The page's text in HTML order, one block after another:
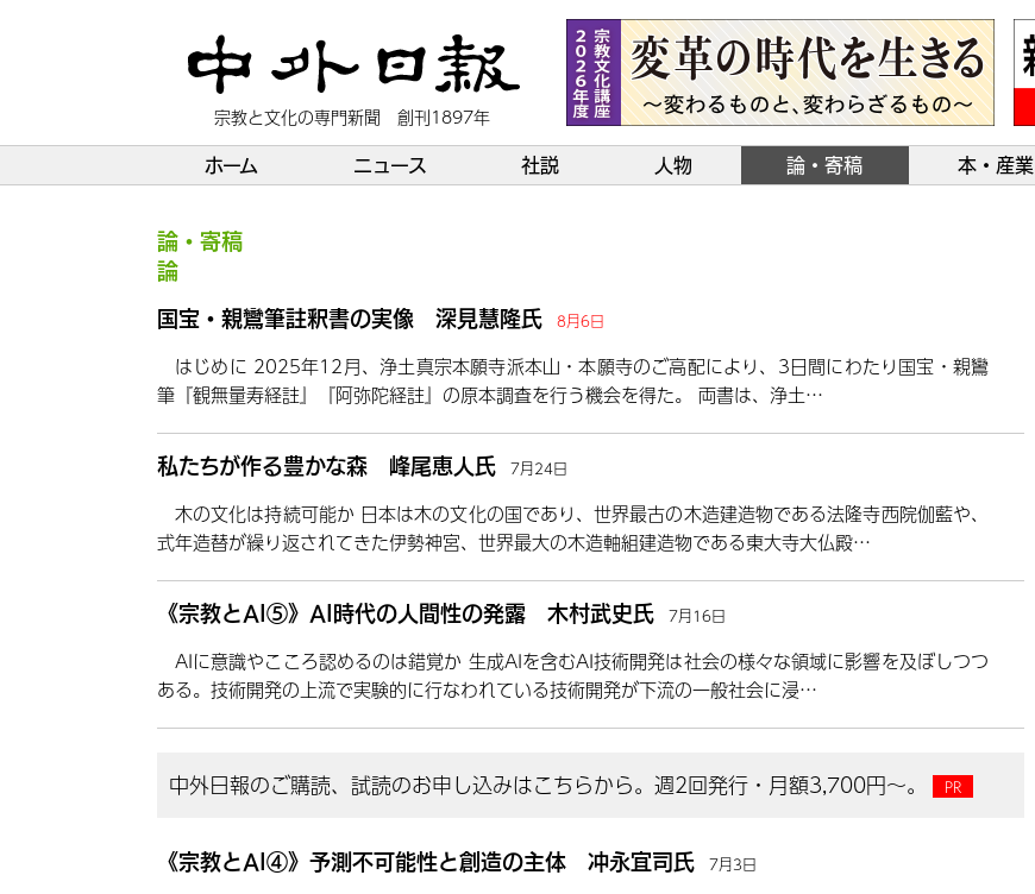
宗教と文化の専門新聞 創刊1897年
ホーム ニュース 社説 人物 論・寄稿 本・産業
論・寄稿
論
国宝・親鸞筆註釈書の実像 深見慧隆氏 8月6日
はじめに 2025年12月、浄土真宗本願寺派本山・本願寺のご高配により、3日間にわたり国宝・親鸞
筆『観無量寿経註』『阿弥陀経註』の原本調査を行う機会を得た。 両書は、浄土…
私たちが作る豊かな森 峰尾恵人氏 7月24日
木の文化は持続可能か 日本は木の文化の国であり、世界最古の木造建造物である法隆寺西院伽藍や、
式年造替が繰り返されてきた伊勢神宮、世界最大の木造軸組建造物である東大寺大仏殿…
《宗教とAI⑤》AI時代の人間性の発露 木村武史氏 7月16日
AIに意識やこころ認めるのは錯覚か 生成AIを含むAI技術開発は社会の様々な領域に影響を及ぼしつつ
ある。技術開発の上流で実験的に行なわれている技術開発が下流の一般社会に浸…
中外日報のご購読、試読のお申し込みはこちらから。週2回発行・月額3,700円～。
《宗教とAI④》予測不可能性と創造の主体 冲永宜司氏 7月3日